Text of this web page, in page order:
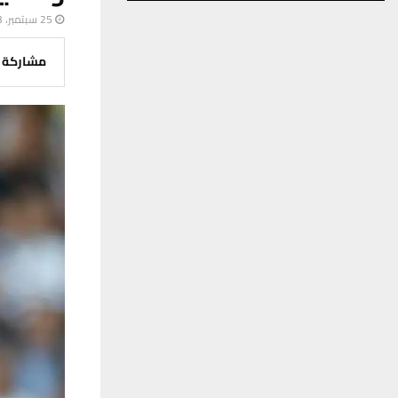
25 سبتمبر، 2023
مشاركة